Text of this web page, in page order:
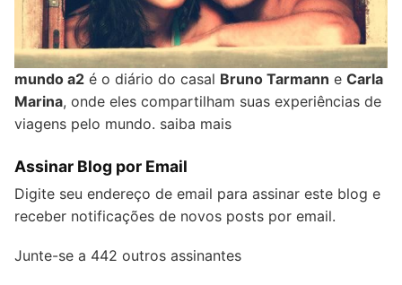
mundo a2 é o diário do casal Bruno Tarmann e Carla
Marina, onde eles compartilham suas experiências de
viagens pelo mundo. saiba mais
Assinar Blog por Email
Digite seu endereço de email para assinar este blog e
receber notificações de novos posts por email.
Junte-se a 442 outros assinantes